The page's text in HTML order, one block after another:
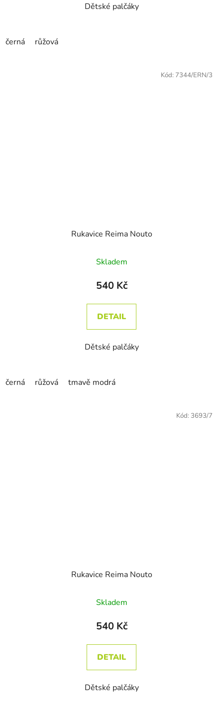
Dětské palčáky
černá růžová
Rukavice Reima Nouto
Skladem
540 Kč
DETAIL
Dětské palčáky
černá růžová tmavě modrá
Kód: 7344/ERN/3
Rukavice Reima Nouto
Skladem
540 Kč
DETAIL
Dětské palčáky
Kód: 3693/7